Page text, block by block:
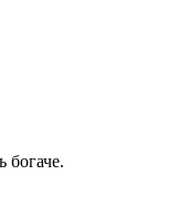
богаче.